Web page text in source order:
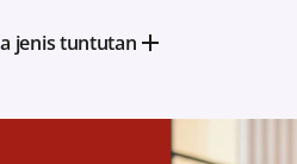
jenis tuntutan